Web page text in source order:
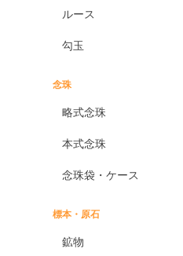
ルース
勾玉
念珠
略式念珠
本式念珠
念珠袋・ケース
標本・原石
鉱物